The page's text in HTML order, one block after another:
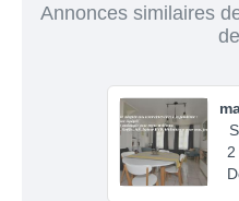
Annonces similaires